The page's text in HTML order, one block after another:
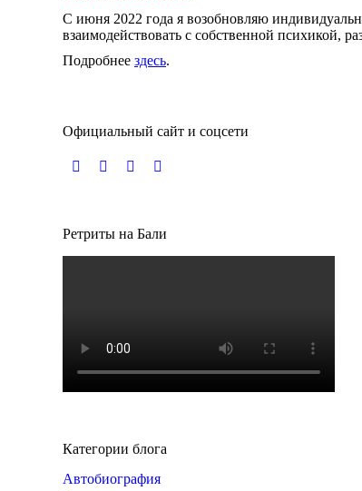
С июня 2022 года я возобновляю
взаимодействовать с собственной психикой,
Подробнее здесь.
Официальный сайт и соцсети
Ищите нас:
Ретриты на Бали
Категории блога
Автобиография